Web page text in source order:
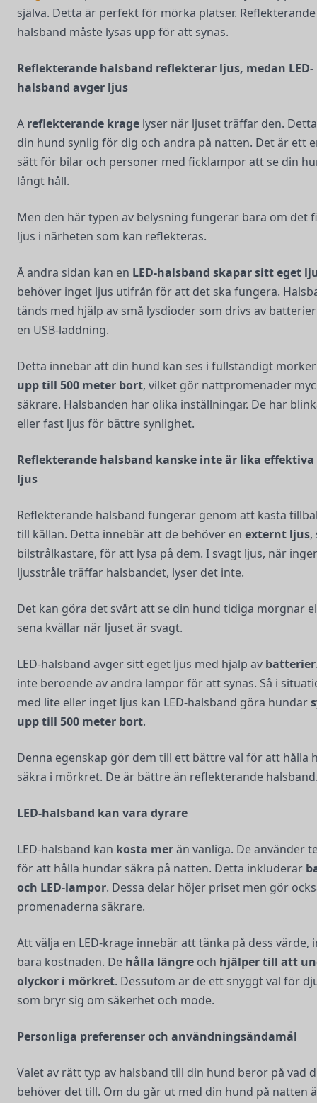
själva. Detta är perfekt för mörka platser. Reflekterande
halsband måste lysas upp för att synas.
Reflekterande halsband reflekterar ljus, medan LED-
halsband avger ljus
A reflekterande krage lyser när ljuset träffar den.
din hund synlig för dig och andra på natten. Det är ett
sätt för bilar och personer med ficklampor att se din
långt håll.
Men den här typen av belysning fungerar bara om det
ljus i närheten som kan reflekteras.
Å andra sidan kan en LED-halsband skapar sitt eget
behöver inget ljus utifrån för att det ska fungera.
tänds med hjälp av små lysdioder som drivs av
en USB-laddning.
Detta innebär att din hund kan ses i fullständigt
upp till 500 meter bort, vilket gör nattpromenader
säkrare. Halsbanden har olika inställningar. De har
eller fast ljus för bättre synlighet.
Reflekterande halsband kanske inte är lika effektiva
ljus
Reflekterande halsband fungerar genom att kasta
till källan. Detta innebär att de behöver en externt ljus,
bilstrålkastare, för att lysa på dem. I svagt ljus, när
ljusstråle träffar halsbandet, lyser det inte.
Det kan göra det svårt att se din hund tidiga morgnar
sena kvällar när ljuset är svagt.
LED-halsband avger sitt eget ljus med hjälp av batterier
inte beroende av andra lampor för att synas. Så i
med lite eller inget ljus kan LED-halsband göra hundar
upp till 500 meter bort.
Denna egenskap gör dem till ett bättre val för att hålla
säkra i mörkret. De är bättre än reflekterande
LED-halsband kan vara dyrare
LED-halsband kan kosta merän vanliga. De använder
för att hålla hundar säkra på natten. Detta inkluderar
och LED-lampor. Dessa delar höjer priset men gör
promenaderna säkrare.
Att välja en LED-krage innebär att tänka på dess värde,
bara kostnaden. De hålla längre och hjälper till att
olyckor i mörkret. Dessutom är de ett snyggt val för
som bryr sig om säkerhet och mode.
Personliga preferenser och användningsändamål
Valet av rätt typ av halsband till din hund beror på vad
behöver det till. Om du går ut med din hund på natten